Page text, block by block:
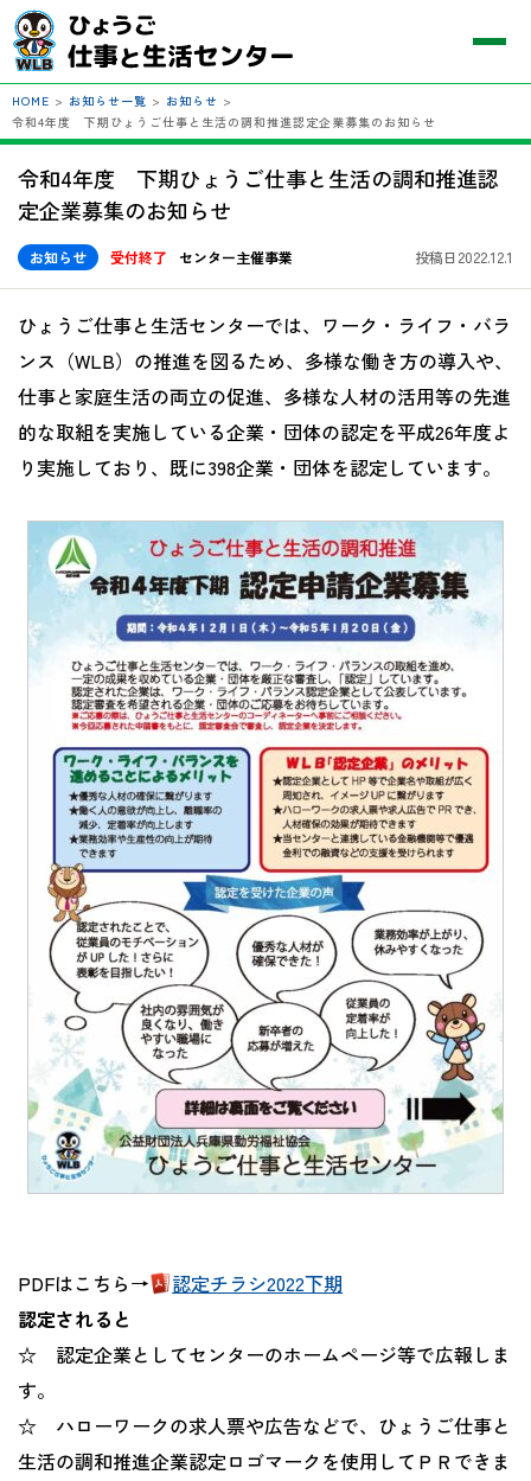
HOME > お知らせ一覧 > お知らせ >
令和4年度 下期ひょうご仕事と生活の調和推進認定企業募集のお知らせ
令和4年度 下期ひょうご仕事と生活の調和推進認
定企業募集のお知らせ
お知らせ 受付終了 センター主催事業 投稿日2022.12.1
ひょうご仕事と生活センターでは、ワーク・ライフ・バラ
ンス（WLB）の推進を図るため、多様な働き方の導入や、
仕事と家庭生活の両立の促進、多様な人材の活用等の先進
的な取組を実施している企業・団体の認定を平成26年度よ
り実施しており、既に398企業・団体を認定しています。
PDFはこちら→
認定チラシ2022下期
認定されると
☆ 認定企業としてセンターのホームページ等で広報しま
す。
☆ ハローワークの求人票や広告などで、ひょうご仕事と
生活の調和推進企業認定ロゴマークを使用してＰＲできま